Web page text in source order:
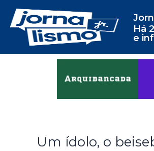
Há
e
Um ídolo, o